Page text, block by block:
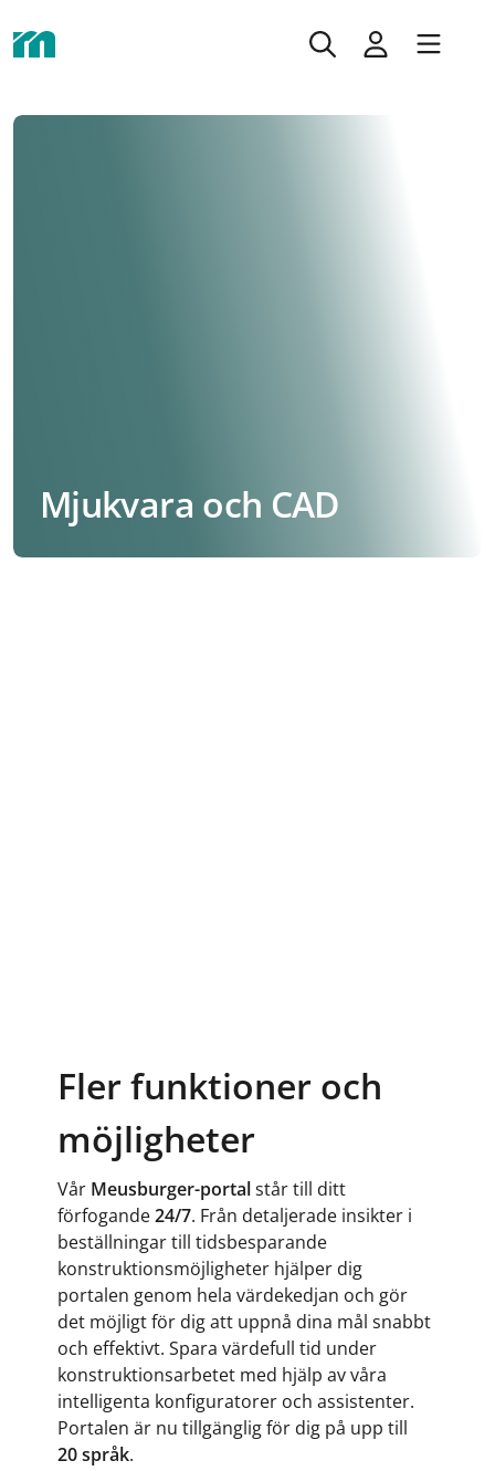
Mjukvara och CAD
Fler funktioner och
möjligheter
Vår Meusburger-portalstår till ditt
förfogande24/7. Från detaljerade insikter i
beställningar till tidsbesparande
konstruktionsmöjligheter hjälper dig
portalen genom hela värdekedjan och gör
det möjligt för dig att uppnå dina mål snabbt
och effektivt. Spara värdefull tid under
konstruktionsarbetet med hjälp av våra
intelligenta konfiguratorer och assistenter.
Portalen är nu tillgänglig för dig på upp till
20 språk.